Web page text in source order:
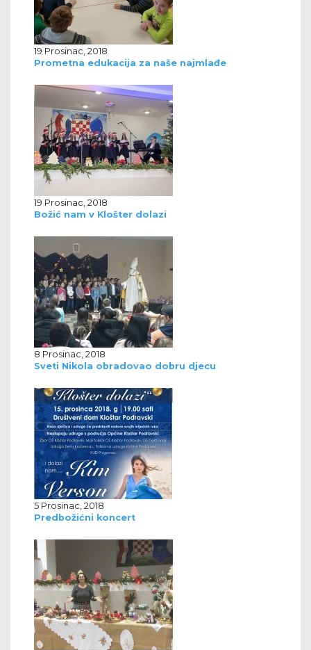
19 Prosinac, 2018
Prometna edukacija za naše najmlađe
19 Prosinac, 2018
Božić nam v Klošter dolazi
8 Prosinac, 2018
Sveti Nikola obradovao dobru djecu
5 Prosinac, 2018
Predbožićni koncert